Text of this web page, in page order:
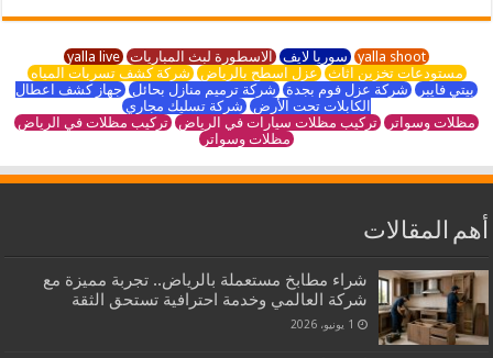
yalla shoot سوريا لايف الاسطورة لبث المباريات yalla live
مستودعات تخزين اثاث عزل اسطح بالرياض شركة كشف تسربات المياه
بيتي فايبر شركة عزل فوم بجدة شركة ترميم منازل بحائل جهاز كشف اعطال
الكابلات تحت الأرض شركة تسليك مجاري
مظلات وسواتر تركيب مظلات سيارات في الرياض تركيب مظلات في الرياض
مظلات وسواتر
أهم المقالات
شراء مطابخ مستعملة بالرياض.. تجربة مميزة مع
شركة العالمي وخدمة احترافية تستحق الثقة
1 يونيو، 2026